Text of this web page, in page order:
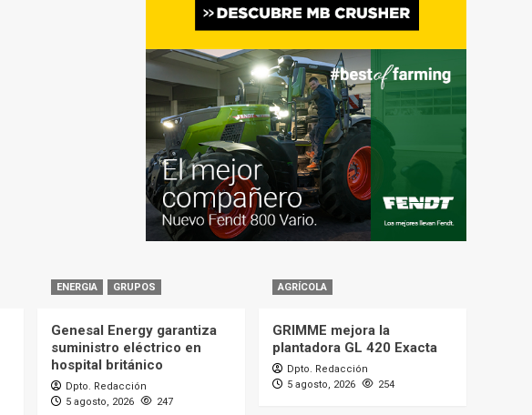
ENERGIA GRUPOS
Genesal Energy garantiza
suministro eléctrico en
hospital británico
Dpto. Redacción
5 agosto, 2026
247
AGRÍCOLA
GRIMME mejora la
plantadora GL 420 Exacta
Dpto. Redacción
5 agosto, 2026
254